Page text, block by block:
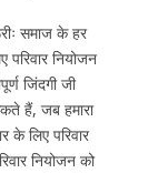
समाज के हर
परिवार नियोजन
जिंदगी जी
हैं, जब हमारा
के लिए परिवार
नियोजन को